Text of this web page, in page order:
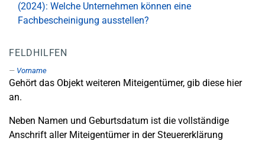
(2024): Welche Unternehmen können eine
Fachbescheinigung ausstellen?
FELDHILFEN
Vorname
Gehört das Objekt weiteren Miteigentümer, gib diese hier
an.
Neben Namen und Geburtsdatum ist die vollständige
Anschrift aller Miteigentümer in der Steuererklärung